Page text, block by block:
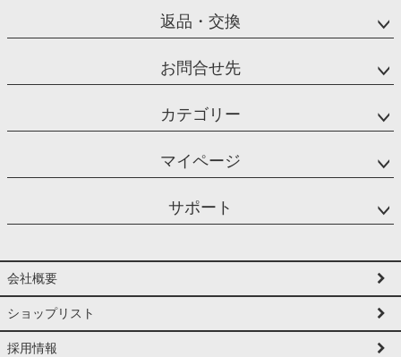
返品・交換
お問合せ先
カテゴリー
マイページ
サポート
会社概要
ショップリスト
採用情報